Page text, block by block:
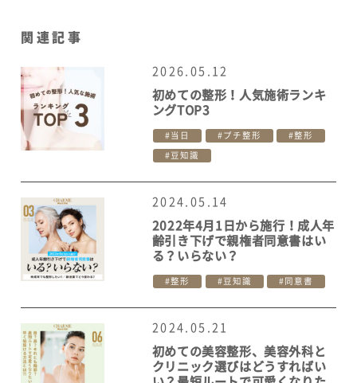
関連記事
2026.05.12
初めての整形！人気施術ランキ
ングTOP3
当日 プチ整形 整形
豆知識
2024.05.14
2022年4月1日から施行！成人年
齢引き下げで親権者同意書はい
る？いらない？
整形 豆知識 同意書
2024.05.21
初めての美容整形、美容外科と
クリニック選びはどうすればい